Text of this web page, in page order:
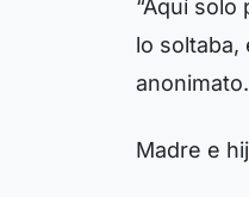
“Aquí
lo soltaba,
anonimato.
Madre e